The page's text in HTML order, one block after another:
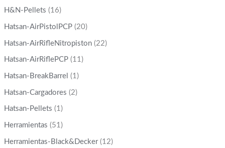
H&N-Pellets (16)
Hatsan-AirPistolPCP (20)
Hatsan-AirRifleNitropiston (22)
Hatsan-AirRiflePCP (11)
Hatsan-BreakBarrel (1)
Hatsan-Cargadores (2)
Hatsan-Pellets (1)
Herramientas (51)
Herramientas-Black&Decker (12)